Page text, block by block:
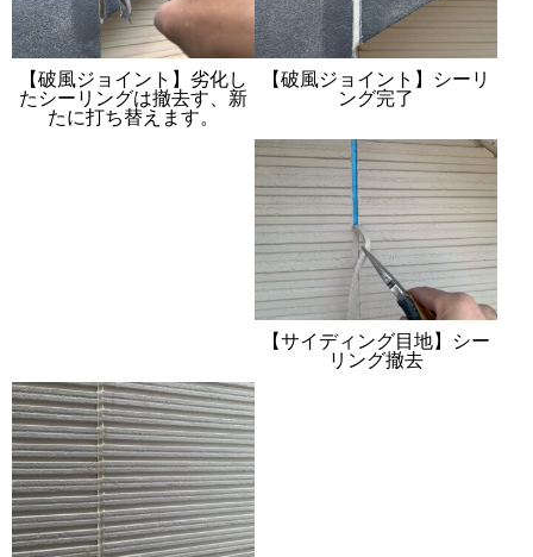
【破風ジョイント】劣化し
たシーリングは撤去す、新
たに打ち替えます。
【破風ジョイント】シーリ
ング完了
【サイディング目地】シー
リング撤去